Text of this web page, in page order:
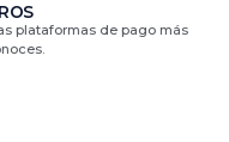
plataformas de pago más